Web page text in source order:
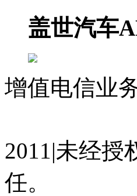
盖世汽车
增值电信业
2011|未经授
任。